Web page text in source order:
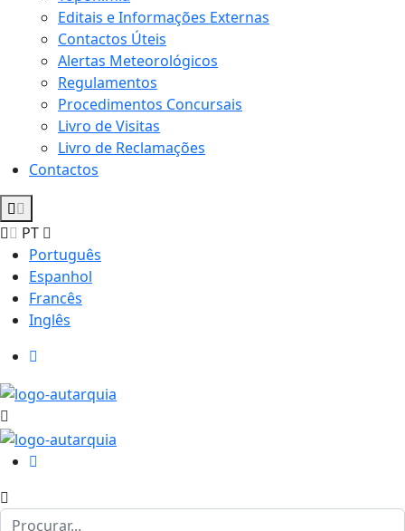
Editais e Informações Externas
Contactos Úteis
Alertas Meteorológicos
Regulamentos
Procedimentos Concursais
Livro de Visitas
Livro de Reclamações
Contactos
PT
Português
Espanhol
Francês
Inglês